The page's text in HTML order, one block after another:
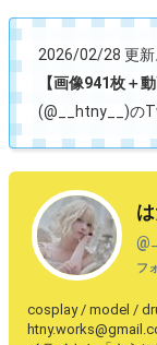
2026/02/28 更新
【画像941枚＋
(@__htny__)の
@
フ
cosplay / model /